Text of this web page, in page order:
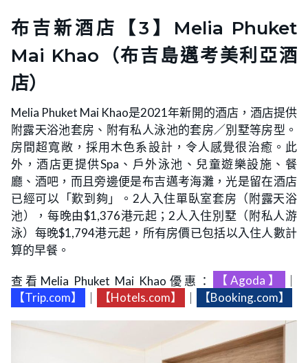
布吉新酒店【3】Melia Phuket
Mai Khao（布吉島邁考美利亞酒
店）
Melia Phuket Mai Khao是2021年新開的酒店，酒店提供
附露天浴池套房、附有私人泳池的套房／別墅等房型。
房間超寬敞，採用木色系設計，令人感覺很治癒。此
外，酒店更提供Spa、戶外泳池、兒童遊樂設施、餐
廳、酒吧，而且旁邊便是布吉邁考海灘，光是留在酒店
已經可以「歎到夠」。2人入住單臥室套房（附露天浴
池），每晚由$1,376港元起；2人入住別墅（附私人游
泳）每晚$1,794港元起，所有房價已包括以入住人數計
算的早餐。
查看Melia Phuket Mai Khao優惠： 【Agoda】
【Trip.com】
【Hotels.com】 【Booking.com】